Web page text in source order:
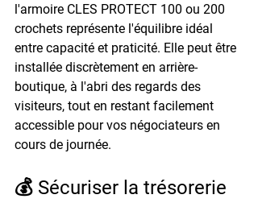
l'armoire CLES PROTECT 100 ou 200
crochets représente l'équilibre idéal
entre capacité et praticité. Elle peut être
installée discrètement en arrière-
boutique, à l'abri des regards des
visiteurs, tout en restant facilement
accessible pour vos négociateurs en
cours de journée.
💰 Sécuriser la trésorerie